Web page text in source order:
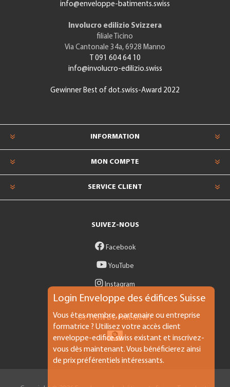
Login Enveloppe des édifices Suisse
Vous êtes membre, partenaire ou entreprise
formatrice ? Utilisez votre accès client
enveloppe-edifice.swiss existant et inscrivez-
vous dès maintenant. Vous bénéficierez ainsi
de prix préférentiels intéressants.
info@enveloppe-batiments.swiss
Involucro edilizio Svizzera
filiale Ticino
Via Cantonale 34a, 6928 Manno
T 091 604 64 10
info@involucro-edilizio.swiss
Gewinner Best of dot.swiss-Award 2022
INFORMATION
MON COMPTE
SERVICE CLIENT
SUIVEZ-NOUS
Facebook
YouTube
Instagram
OPTION DE PAIEMENT